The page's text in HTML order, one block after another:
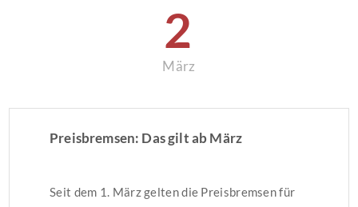
2
März
Preisbremsen: Das gilt ab März
Seit dem 1. März gelten die Preisbremsen für